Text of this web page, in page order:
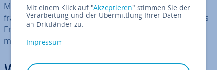
Mit dem Operator SQL EXISTS können Sie eine Un­ter­ab­
fra­ge auf einen be­stimm­ten Eintrag hin über­prü­fen. Das
Ergebnis ist ein boole­scher Wert. Auch die Abfrage
mehrerer Be­din­gun­gen ist möglich.
Mit einem Klick auf "Akzeptieren" stimmen Sie der
Verarbeitung und der Übermittlung Ihrer Daten
an Drittländer zu.
Impressum